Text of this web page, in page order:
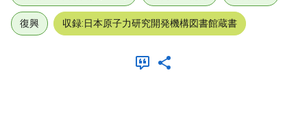
復興 収録:日本原子力研究開発機構図書館蔵書